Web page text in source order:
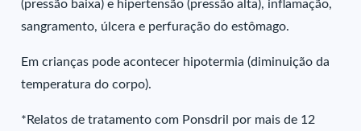
(pressão baixa) e hipertensão (pressão alta), inflamação,
sangramento, úlcera e perfuração do estômago.
Em crianças pode acontecer hipotermia (diminuição da
temperatura do corpo).
*Relatos de tratamento com Ponsdril por mais de 12